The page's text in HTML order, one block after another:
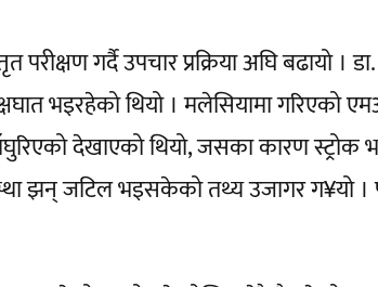
गर्दै उपचार प्रक्रिया अघि बढायो ।
भइरहेको थियो । मलेसियामा गरिएको
देखाएको थियो, जसका कारण स्ट्रोक
झन् जटिल भइसकेको तथ्य उजागर ग¥यो ।